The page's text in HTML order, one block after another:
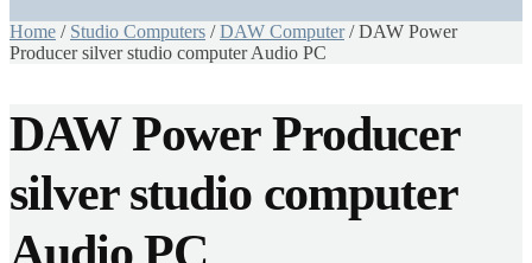
Home / Studio Computers /DAW Computer/DAW Power
Producer silver studio computer Audio PC
DAW Power Producer
silver studio computer